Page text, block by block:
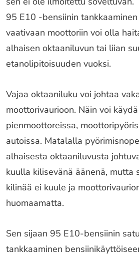
95 E10 -bensiinin
vaativaan moottoriin voi olla
alhaisen oktaaniluvun tai liian
etanolipitoisuuden vuoksi.
Vajaa oktaaniluku voi johtaa
moottorivaurioon. Näin voi
pienmoottoreissa,
autoissa. Matalalla
alhaisesta oktaaniluvusta
kuulla kilisevänä äänenä, mutta
kilinää ei kuule ja
huomaamatta.
Sen sijaan 95 E10-bensiinin
tankkaaminen